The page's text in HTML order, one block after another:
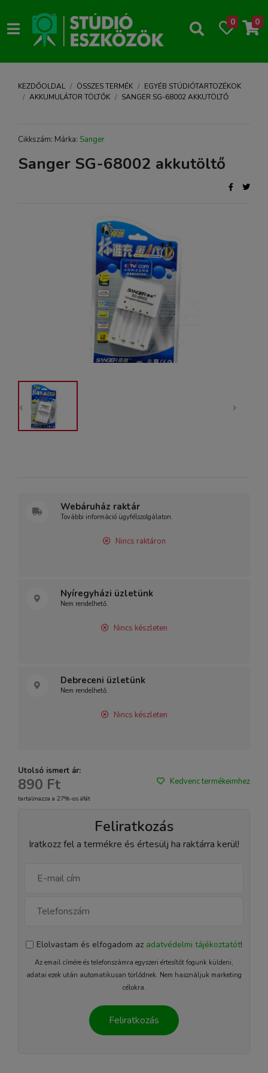
0 0
KEZDŐOLDAL ÖSSZES TERMÉK
EGYÉB STÚDIÓTARTOZÉKOK
AKKUMULÁTOR TÖLTŐK
SANGER SG-68002 AKKUTÖLTŐ
Cikkszám: Márka: Sanger
Sanger SG-68002 akkutöltő
Webáruház raktár
További információ ügyfélszolgálaton.
Nincs raktáron
Nyíregyházi üzletünk
Nem rendelhető.
Nincs készleten
Debreceni üzletünk
Nem rendelhető.
Nincs készleten
Utolsó ismert ár:
890 Ft
tartalmazza a 27%-os áfát
Kedvenc termékeimhez
Feliratkozás
Iratkozz fel a termékre és értesülj ha raktárra kerül!
Elolvastam és elfogadom az adatvédelmi tájékoztatót!
Az email címére és telefonszámra egyszeri értesítőt fogunk küldeni,
adatai ezek után automatikusan törlődnek. Nem használjuk marketing
célokra.
Feliratkozás